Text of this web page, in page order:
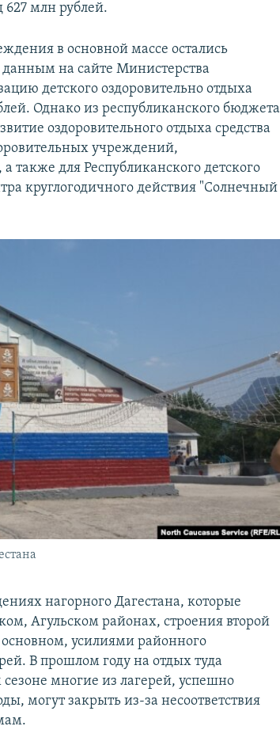
627 млн рублей.
в основной массе остались
на сайте Министерства
детского оздоровительно отдыха
Однако из республиканского бюджета
оздоровительного отдыха средства
учреждений,
для Республиканского детского
круглогодичного действия "Солнечный
нагорного Дагестана, которые
Агульском районах, строения второй
усилиями районного
В прошлом году на отдых туда
многие из лагерей, успешно
могут закрыть из-за несоответствия